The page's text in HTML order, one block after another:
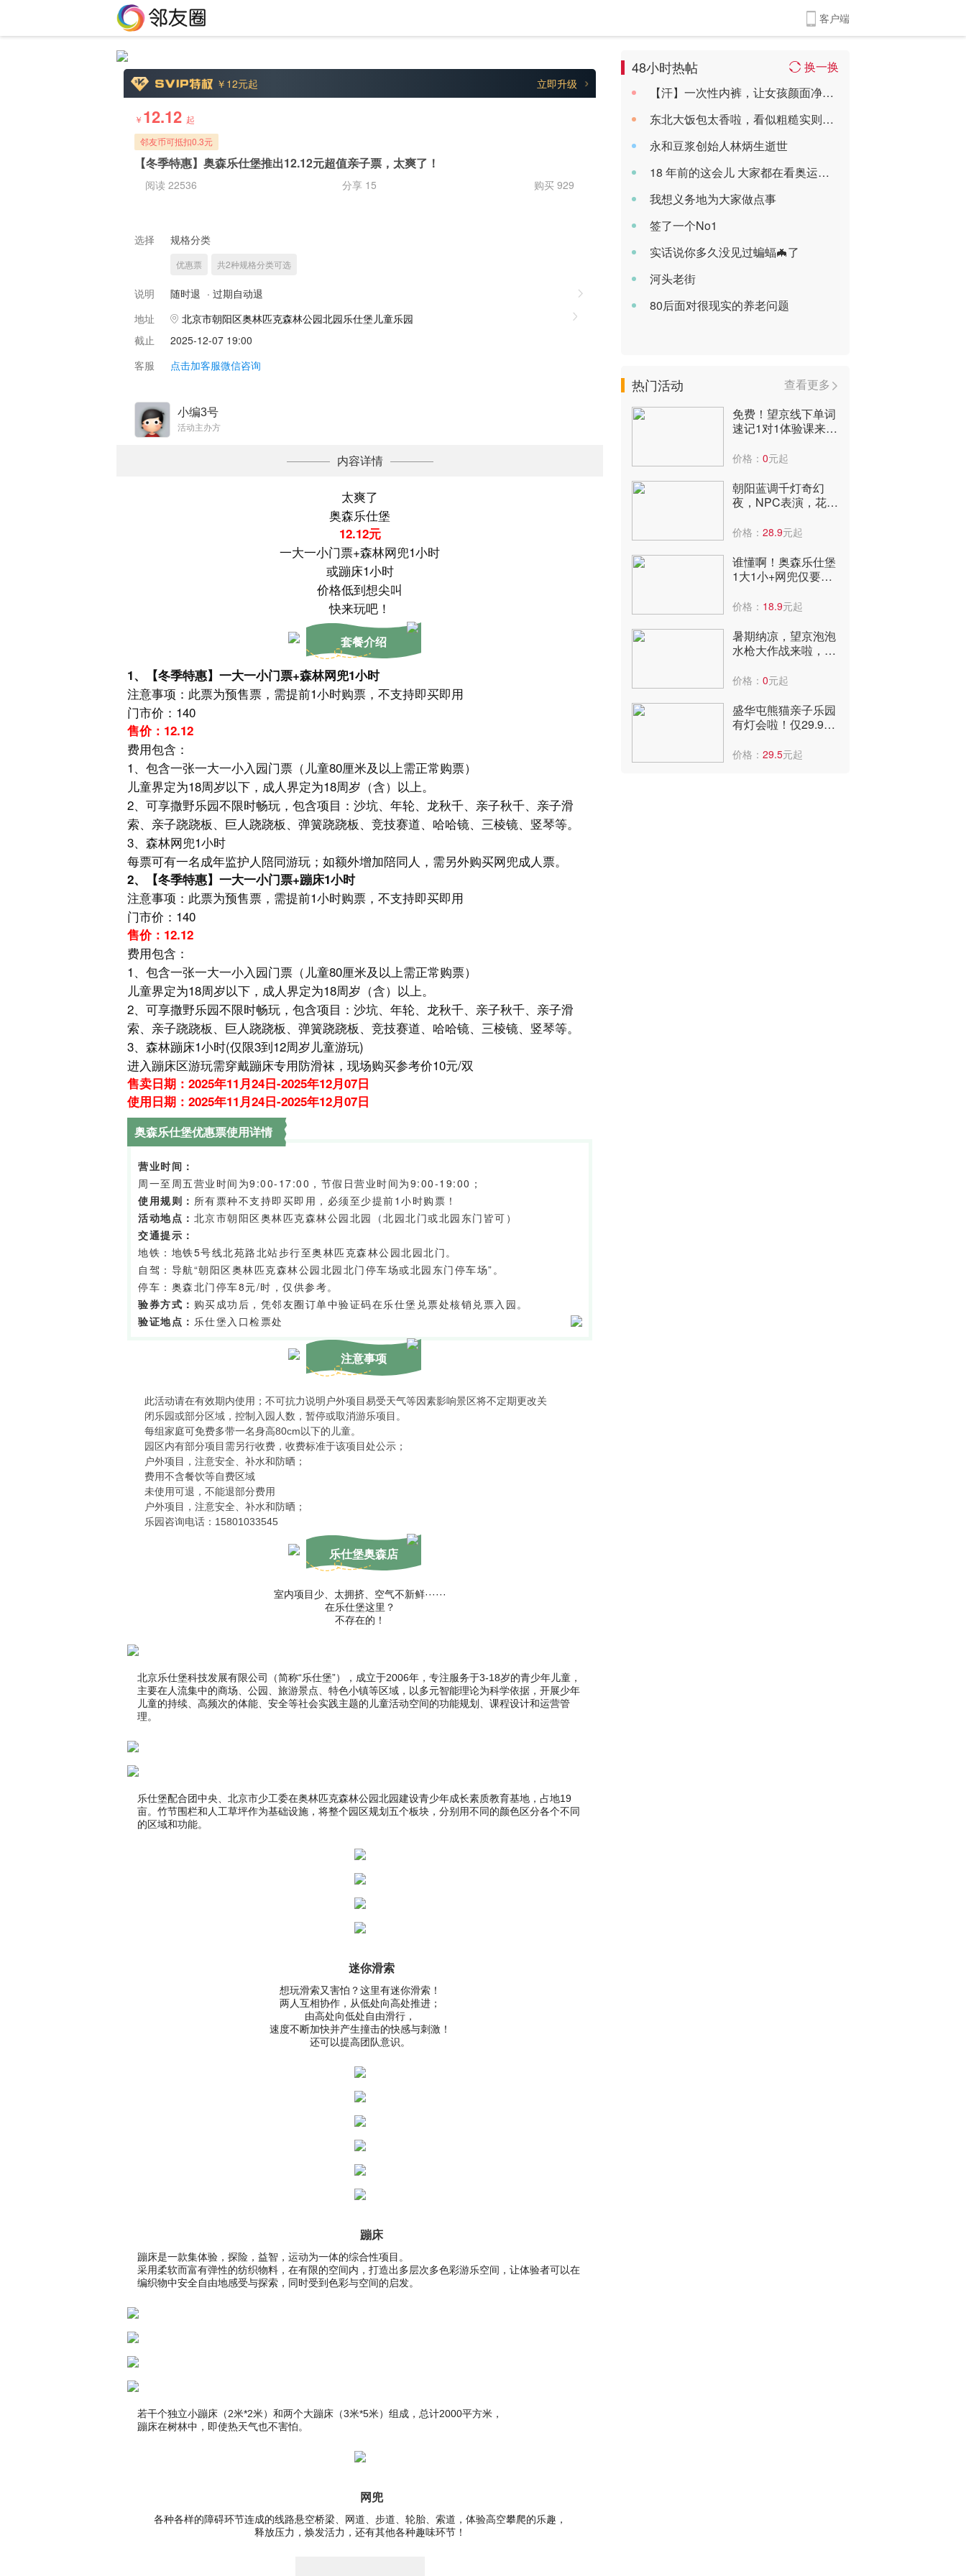
客户端
￥12元起 立即升级
￥ 12.12 起
邻友币可抵扣0.3元
【冬季特惠】奥森乐仕堡推出12.12元超值亲子票，太爽了！
阅读 22536 分享 15 购买 929
选择 规格分类
优惠票 共2种规格分类可选
说明 随时退 · 过期自动退
地址
北京市朝阳区奥林匹克森林公园北园乐仕堡儿童乐园
截止
2025-12-07 19:00
客服
点击加客服微信咨询
小编3号
活动主办方
内容详情
太爽了
奥森乐仕堡
12.12元
一大一小门票+森林网兜1小时
或蹦床1小时
价格低到想尖叫
快来玩吧！
套餐介绍
1、【冬季特惠】一大一小门票+森林网兜1小时
注意事项：此票为预售票，需提前1小时购票，不支持即买即用
门市价：140
售价：12.12
费用包含：
1、包含一张一大一小入园门票（儿童80厘米及以上需正常购票）
儿童界定为18周岁以下，成人界定为18周岁（含）以上。
2、可享撒野乐园不限时畅玩，包含项目：沙坑、年轮、龙秋千、亲子秋千、亲子滑
索、亲子跷跷板、巨人跷跷板、弹簧跷跷板、竞技赛道、哈哈镜、三棱镜、竖琴等。
3、森林网兜1小时
每票可有一名成年监护人陪同游玩；如额外增加陪同人，需另外购买网兜成人票。
2、【冬季特惠】一大一小门票+蹦床1小时
注意事项：此票为预售票，需提前1小时购票，不支持即买即用
门市价：140
售价：12.12
费用包含：
1、包含一张一大一小入园门票（儿童80厘米及以上需正常购票）
儿童界定为18周岁以下，成人界定为18周岁（含）以上。
2、可享撒野乐园不限时畅玩，包含项目：沙坑、年轮、龙秋千、亲子秋千、亲子滑
索、亲子跷跷板、巨人跷跷板、弹簧跷跷板、竞技赛道、哈哈镜、三棱镜、竖琴等。
3、森林蹦床1小时(仅限3到12周岁儿童游玩)
进入蹦床区游玩需穿戴蹦床专用防滑袜，现场购买参考价10元/双
售卖日期：2025年11月24日-2025年12月07日
使用日期：2025年11月24日-2025年12月07日
奥森乐仕堡优惠票使用详情
营业时间：
周一至周五营业时间为9:00-17:00，节假日营业时间为9:00-19:00；
使用规则： 所有票种不支持即买即用，必须至少提前1小时购票！
活动地点： 北京市朝阳区奥林匹克森林公园北园（北园北门或北园东门皆可）
交通提示：
地铁：地铁5号线北苑路北站步行至奥林匹克森林公园北园北门。
自驾：导航“朝阳区奥林匹克森林公园北园北门停车场或北园东门停车场”。
停车：奥森北门停车8元/时，仅供参考。
验券方式： 购买成功后，凭邻友圈订单中验证码在乐仕堡兑票处核销兑票入园。
验证地点： 乐仕堡入口检票处
注意事项
此活动请在有效期内使用；不可抗力说明户外项目易受天气等因素影响景区将不定期更改关
闭乐园或部分区域，控制入园人数，暂停或取消游乐项目。
每组家庭可免费多带一名身高80cm以下的儿童。
园区内有部分项目需另行收费，收费标准于该项目处公示；
户外项目，注意安全、补水和防晒；
费用不含餐饮等自费区域
未使用可退，不能退部分费用
户外项目，注意安全、补水和防晒；
乐园咨询电话：15801033545
乐仕堡奥森店
室内项目少、太拥挤、空气不新鲜······
在乐仕堡这里？
不存在的！
北京乐仕堡科技发展有限公司（简称“乐仕堡”），成立于2006年，专注服务于3-18岁的青少年儿童，
主要在人流集中的商场、公园、旅游景点、特色小镇等区域，以多元智能理论为科学依据，开展少年
儿童的持续、高频次的体能、安全等社会实践主题的儿童活动空间的功能规划、课程设计和运营管
理。
乐仕堡配合团中央、北京市少工委在奥林匹克森林公园北园建设青少年成长素质教育基地，占地19
亩。竹节围栏和人工草坪作为基础设施，将整个园区规划五个板块，分别用不同的颜色区分各个不同
的区域和功能。
迷你滑索
想玩滑索又害怕？这里有迷你滑索！
两人互相协作，从低处向高处推进；
由高处向低处自由滑行，
速度不断加快并产生撞击的快感与刺激！
还可以提高团队意识。
蹦床
蹦床是一款集体验，探险，益智，运动为一体的综合性项目。
采用柔软而富有弹性的纺织物料，在有限的空间内，打造出多层次多色彩游乐空间，让体验者可以在
编织物中安全自由地感受与探索，同时受到色彩与空间的启发。
若干个独立小蹦床（2米*2米）和两个大蹦床（3米*5米）组成，总计2000平方米，
蹦床在树林中，即使热天气也不害怕。
网兜
各种各样的障碍环节连成的线路悬空桥梁、网道、步道、轮胎、索道，体验高空攀爬的乐趣，
释放压力，焕发活力，还有其他各种趣味环节！
48小时热帖
换一换
【汗】一次性内裤，让女孩颜面净失 ...
东北大饭包太香啦，看似粗糙实则美味无比~ ...
永和豆浆创始人林炳生逝世
18 年前的这会儿 大家都在看奥运会开幕式 ...
我想义务地为大家做点事
签了一个No1
实话说你多久没见过蝙蝠🦇了
河头老街
80后面对很现实的养老问题
热门活动
查看更多
免费！望京线下单词
速记1对1体验课来
个月阅读课包！
价格： 0元起
朝阳蓝调千灯奇幻
夜，NPC表演，花神
花！快来
价格： 28.9元起
谁懂啊！奥森乐仕堡
1大1小+网兜仅要
全年低价啊！
价格： 18.9元起
暑期纳凉，望京泡泡
水枪大作战来啦，报
全场，爽翻天~
价格： 0元起
盛华屯熊猫亲子乐园
有灯会啦！仅29.9
儿童乐园。
价格： 29.5元起